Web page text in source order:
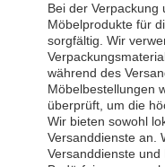
Bei der Verpackung
Möbelprodukte für
sorgfältig. Wir
während des
Möbelbestellungen
überprüft, um die
Wir bieten sowohl
Versanddienste an.
Versanddienste